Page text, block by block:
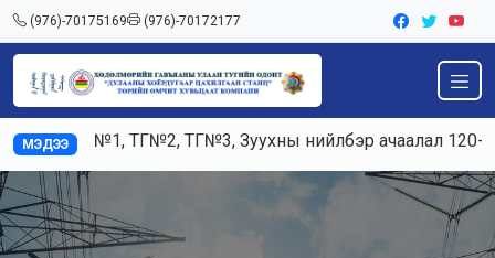
(976)-70175169 (976)-70172177
МЭДЭЭ
ТГ№1, ТГ№2, ТГ№3, Зуухны нийлбэр ачаалал 120-